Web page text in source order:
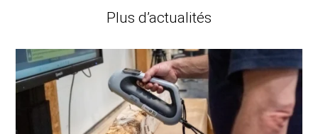
Plus d’actualités